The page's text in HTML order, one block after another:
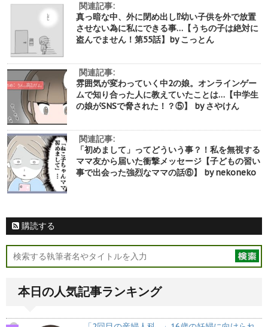
関連記事:
真っ暗な中、外に閉め出し⁉︎幼い子供を外で放置
させない為に私にできる事…【うちの子は絶対に
盗んでません！第55話】by こっとん
関連記事:
雰囲気が変わっていく中2の娘。オンラインゲー
ムで知り合った人に教えていたことは…【中学生
の娘がSNSで脅された！？⑤】 by さやけん
関連記事:
「初めまして」ってどういう事？！私を無視する
ママ友から届いた衝撃メッセージ【子どもの習い
事で出会った強烈なママの話⑥】 by nekoneko
購読する
本日の人気記事ランキング